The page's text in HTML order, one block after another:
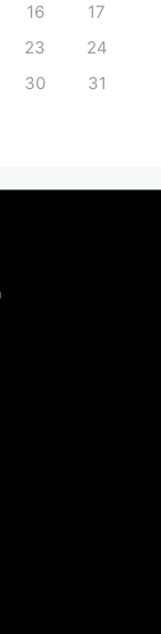
16
17
23
24
30 31